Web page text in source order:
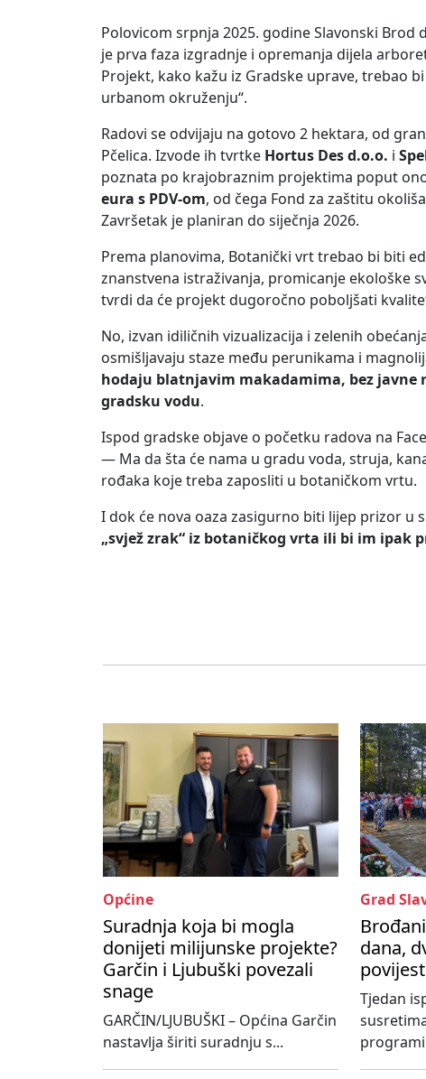
Polovicom srpnja 2025. godine Slavonski
je prva faza izgradnje i opremanja dijela
Projekt, kako kažu iz Gradske uprave, trebao
urbanom okruženju“.
Radovi se odvijaju na gotovo 2 hektara, od
Pčelica. Izvode ih tvrtke Hortus Des d.o.o. i
poznata po krajobraznim projektima poput
eura s PDV-om, od čega Fond za zaštitu
Završetak je planiran do siječnja 2026.
Prema planovima, Botanički vrt trebao bi biti
znanstvena istraživanja, promicanje ekološke
tvrdi da će projekt dugoročno poboljšati
No, izvan idiličnih vizualizacija i zelenih
osmišljavaju staze među perunikama i
hodaju blatnjavim makadamima, bez
gradsku vodu.
Ispod gradske objave o početku radova na
— Ma da šta će nama u gradu voda, struja,
rođaka koje treba zaposliti u botaničkom vrtu.
I dok će nova oaza zasigurno biti lijep prizor u
„svjež zrak“ iz botaničkog vrta ili bi im
Općine
Suradnja koja bi mogla
donijeti milijunske projekte?
Garčin i Ljubuški povezali
snage
GARČIN/LJUBUŠKI – Općina Garčin
nastavlja širiti suradnju s...
Grad
dana,
Tjedan